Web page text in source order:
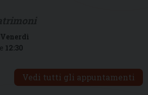
Venerdì
12:30
Vedi tutti gli appuntamenti